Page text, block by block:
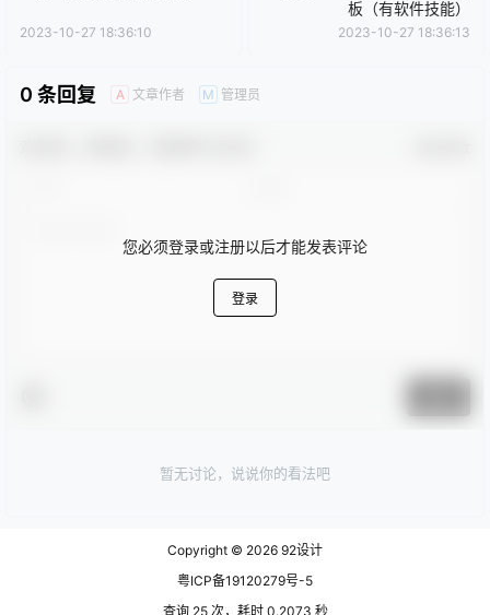
2023-10-27 18:36:10
板（有软件技能）
2023-10-27 18:36:13
0 条回复 A 文章作者 M 管理员
您必须登录或注册以后才能发表评论
登录
暂无讨论，说说你的看法吧
Copyright © 2026 92设计
粤ICP备19120279号-5
查询 25 次，耗时 0.2073 秒